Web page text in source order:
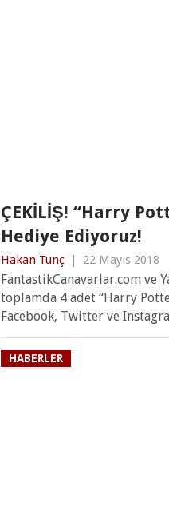
ÇEKİLİŞ! “Harry
Hediye Ediyoruz!
Hakan Tunç | 22 Mayıs 2018
FantastikCanavarlar.com ve
toplamda 4 adet “Harry
Facebook, Twitter ve
HABERLER